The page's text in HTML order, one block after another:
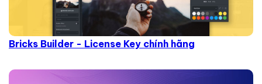
Bricks Builder - License Key chính hãng